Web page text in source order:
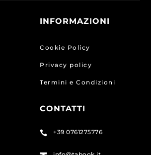
INFORMAZIONI
Cookie Policy
Privacy policy
Termini e Condizioni
CONTATTI
 +39 0761275776